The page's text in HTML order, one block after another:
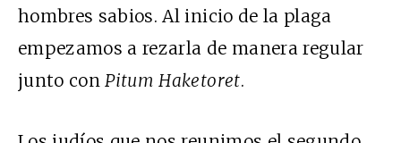
hombres sabios. Al inicio de la plaga
empezamos a rezarla de manera regular
junto conPitum Haketoret.